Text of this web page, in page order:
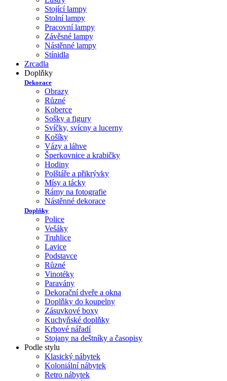
Stojící lampy
Stolní lampy
Pracovní lampy
Závěsné lampy
Nástěnné lampy
Stínidla
Zrcadla
Doplňky
Dekorace
Obrazy
Různé
Koberce
Sošky a figury
Svíčky, svícny a lucerny
Košíky
Vázy a láhve
Šperkovnice a krabičky
Hodiny
Polštáře a přikrývky
Mísy a tácky
Rámy na fotografie
Nástěnné dekorace
Doplňky
Police
Vešáky
Truhlice
Lavice
Podstavce
Různé
Vinotéky
Paravány
Dekorační dveře a okna
Doplňky do koupelny
Zásuvkové boxy
Kuchyňské doplňky
Krbové nářadí
Stojany na deštníky a časopisy
Podle stylu
Klasický nábytek
Koloniální nábytek
Retro nábytek